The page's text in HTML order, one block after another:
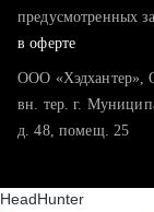
предусмотренных
в оферте
ООО «Хэдхантер»,
вн. тер. г.
д. 48, помещ. 25
HeadHunter